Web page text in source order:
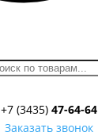
+7 (3435) 47-64-64
Заказать звонок